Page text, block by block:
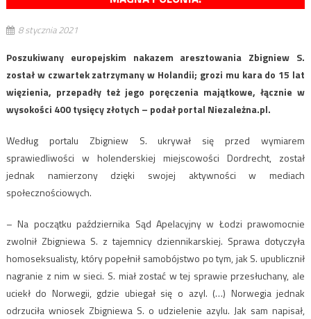
8 stycznia 2021
Poszukiwany europejskim nakazem aresztowania Zbigniew S.
został w czwartek zatrzymany w Holandii; grozi mu kara do 15 lat
więzienia, przepadły też jego poręczenia majątkowe, łącznie w
wysokości 400 tysięcy złotych – podał portal Niezależna.pl.
Według portalu Zbigniew S. ukrywał się przed wymiarem
sprawiedliwości w holenderskiej miejscowości Dordrecht, został
jednak namierzony dzięki swojej aktywności w mediach
społecznościowych.
– Na początku października Sąd Apelacyjny w Łodzi prawomocnie
zwolnił Zbigniewa S. z tajemnicy dziennikarskiej. Sprawa dotyczyła
homoseksualisty, który popełnił samobójstwo po tym, jak S. upublicznił
nagranie z nim w sieci. S. miał zostać w tej sprawie przesłuchany, ale
uciekł do Norwegii, gdzie ubiegał się o azyl. (…) Norwegia jednak
odrzuciła wniosek Zbigniewa S. o udzielenie azylu. Jak sam napisał,